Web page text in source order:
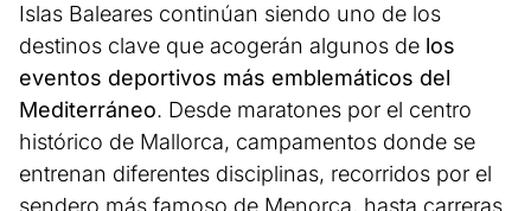
Islas Baleares continúan siendo uno de los
destinos clave que acogerán algunos de los
eventos deportivos más emblemáticos del
Mediterráneo. Desde maratones por el centro
histórico de Mallorca, campamentos donde se
entrenan diferentes disciplinas, recorridos por el